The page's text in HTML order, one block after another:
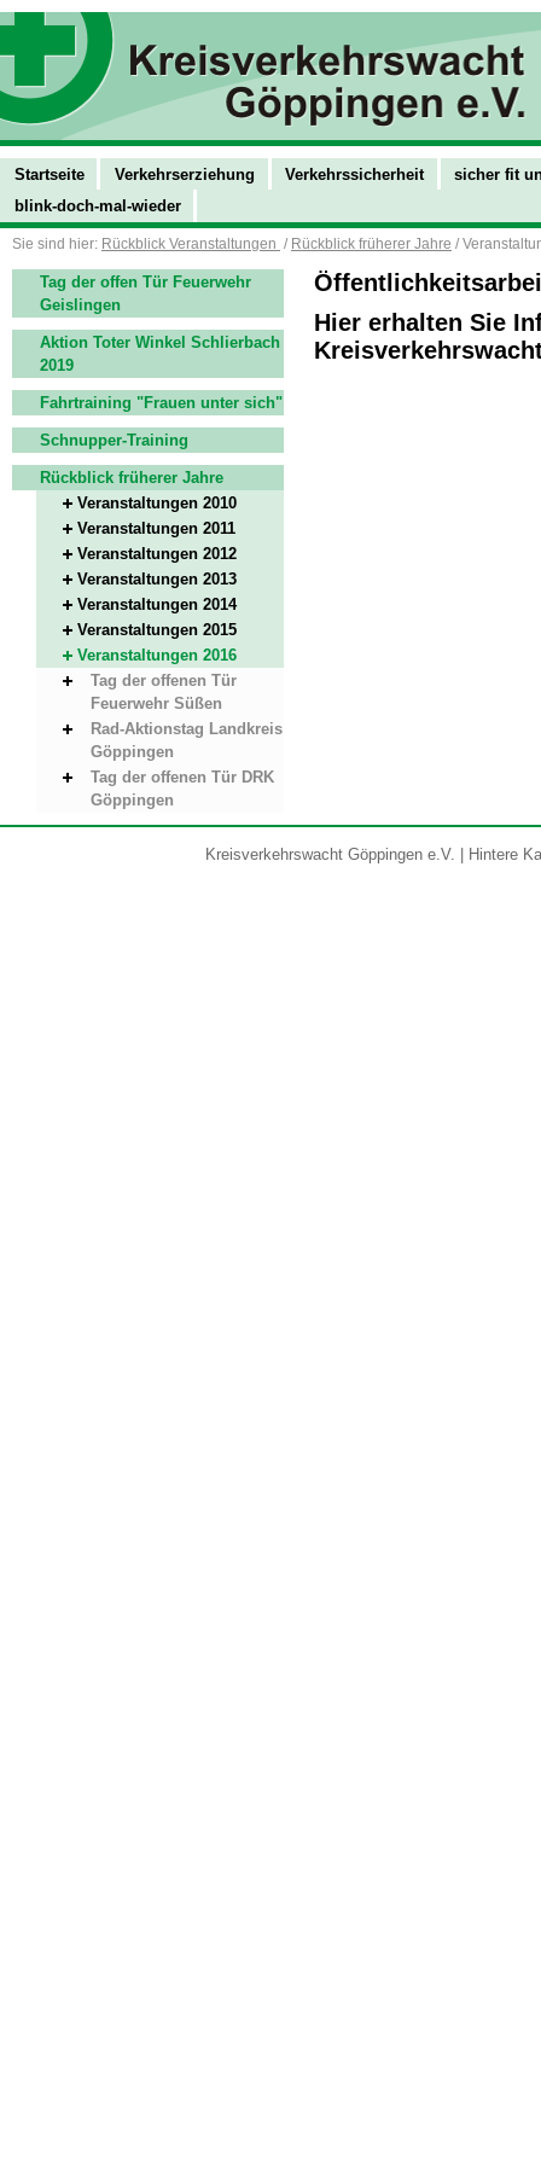
Startseite Verkehrserziehung Verkehrssicherheit
sicher fit
blink-doch-mal-wieder
Sie sind hier: Rückblick Veranstaltungen / Rückblick früherer Jahre /
Tag der offen Tür Feuerwehr
Geislingen
Aktion Toter Winkel Schlierbach
2019
Fahrtraining "Frauen unter sich"
Schnupper-Training
Rückblick früherer Jahre
Veranstaltungen 2010
Veranstaltungen 2011
Veranstaltungen 2012
Veranstaltungen 2013
Veranstaltungen 2014
Veranstaltungen 2015
Veranstaltungen 2016
Tag der offenen Tür
Feuerwehr Süßen
Rad-Aktionstag Landkreis
Göppingen
Tag der offenen Tür DRK
Göppingen
Hier erhalten Sie
Kreisverkehrswacht Göppingen e.V. | Hintere